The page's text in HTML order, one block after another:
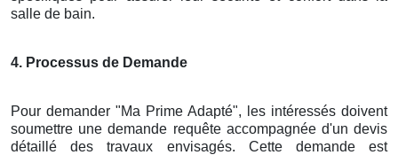
salle de bain.
4. Processus de Demande
Pour demander "Ma Prime Adapté", les intéressés doivent
soumettre une demande requête accompagnée d'un devis
détaillé des travaux envisagés. Cette demande est